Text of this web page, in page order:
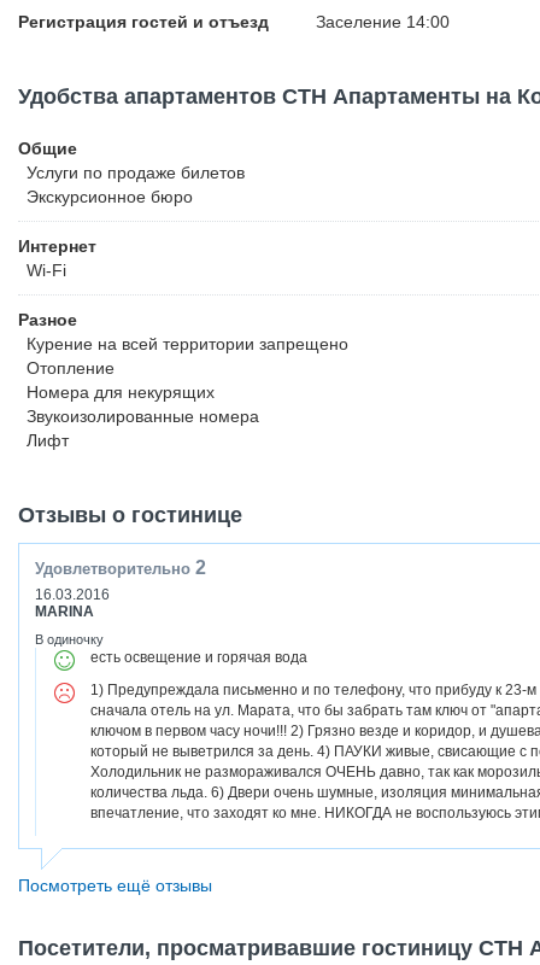
Регистрация гостей и отъезд Заселение 14:00
Удобства апартаментов СТН Апартаменты на
Общие
Услуги по продаже билетов
Экскурсионное бюро
Интернет
Wi-Fi
Разное
Курение на всей территории запрещено
Отопление
Номера для некурящих
Звукоизолированные номера
Лифт
Отзывы о гостинице
Удовлетворительно 2
16.03.2016
MARINA
В одиночку
есть освещение и горячая вода
1) Предупреждала письменно и по телефону, что прибуду к 23-
сначала отель на ул. Марата, что бы забрать там ключ от
ключом в первом часу ночи!!! 2) Грязно везде и коридор, и
который не выветрился за день. 4) ПАУКИ живые, свисающие с
Холодильник не размораживался ОЧЕНЬ давно, так как
количества льда. 6) Двери очень шумные, изоляция
впечатление, что заходят ко мне. НИКОГДА не воспользуюсь
Посмотреть ещё отзывы
Посетители, просматривавшие гостиницу СТН